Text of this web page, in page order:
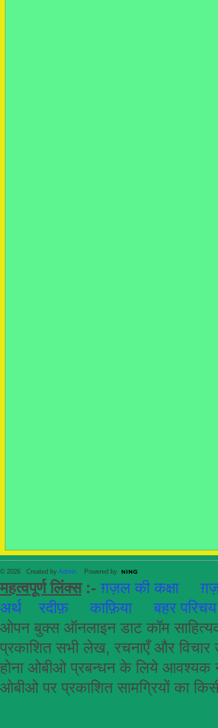
© 2026 Created by Admin . Powered by
महत्वपूर्ण लिंक्स :- ग़ज़ल की कक्षा
अर्थ
रदीफ़ काफ़िया
बहर
ओपन बुक्स ऑनलाइन डाट कॉम
प्रकाशित सभी लेख, रचनाएँ और विचार
होना ओबीओप्रबन्धन के लिये आवश्यक
ओबीओ पर प्रकाशित सामग्रियों का